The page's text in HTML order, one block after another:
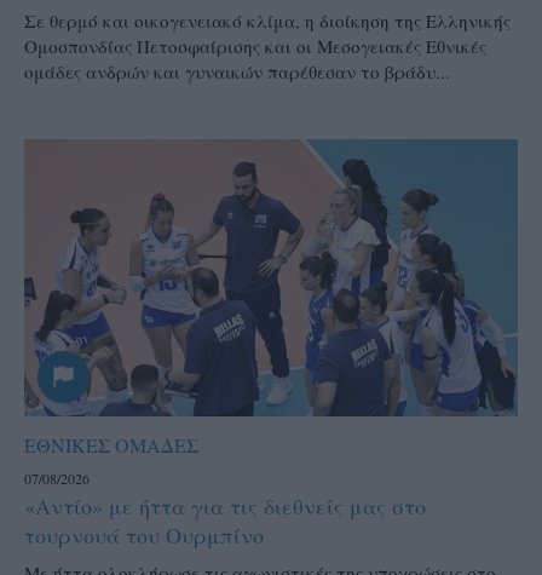
Σε θερμό και οικογενειακό κλίμα, η διοίκηση της Ελληνικής
Ομοσπονδίας Πετοσφαίρισης και οι Μεσογειακές Εθνικές
ομάδες ανδρών και γυναικών παρέθεσαν το βράδυ...
ΕΘΝΙΚΕΣ ΟΜΑΔΕΣ
07/08/2026
«Αντίο» με ήττα για τις διεθνείς μας στο
τουρνουά του Ουρμπίνο